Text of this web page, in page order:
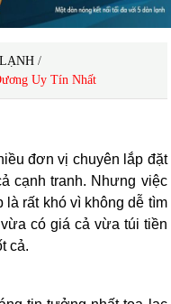
/
Uy Tín Nhất
đơn vị chuyên lắp đặt
cạnh tranh. Nhưng việc
rất khó vì không dễ tìm
có giá cả vừa túi tiền
cả.